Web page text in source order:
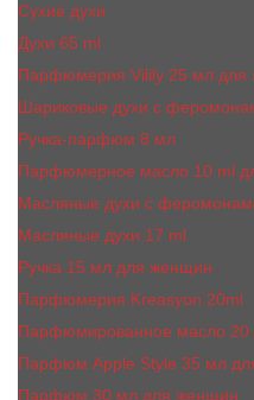
Сухие духи
Духи 65 ml
Парфюмерия Vilily 25 мл для
Шариковые духи с
Ручка-парфюм 8 мл
Парфюмерное масло 10 ml
Масляные духи c
Масляные духи 17 ml
Ручка 15 мл для женщин
Парфюмерия Kreasyon 20ml
Парфюмированное масло 20
Парфюм Apple Style 35 мл
Парфюм 30 мл для женщин